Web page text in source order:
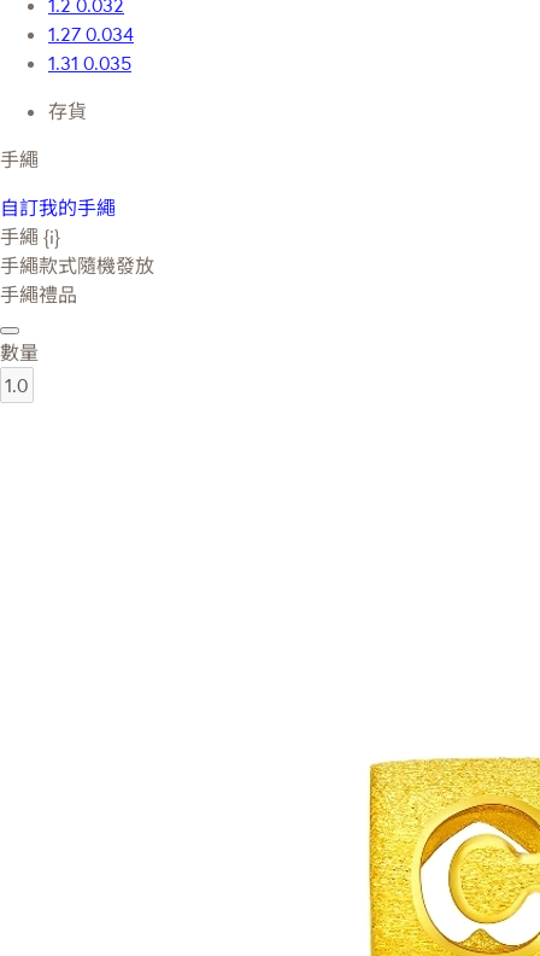
1.27 0.034
1.31 0.035
存貨
手繩
自訂我的手繩
手繩 {i}
手繩款式隨機發放
手繩禮品
數量